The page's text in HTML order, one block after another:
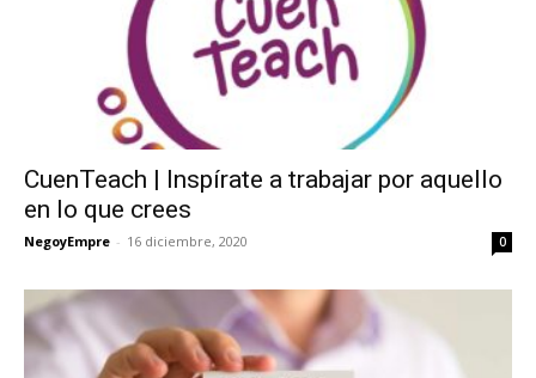
CuenTeach | Inspírate a trabajar por aquello
en lo que crees
NegoyEmpre - 16 diciembre, 2020 0